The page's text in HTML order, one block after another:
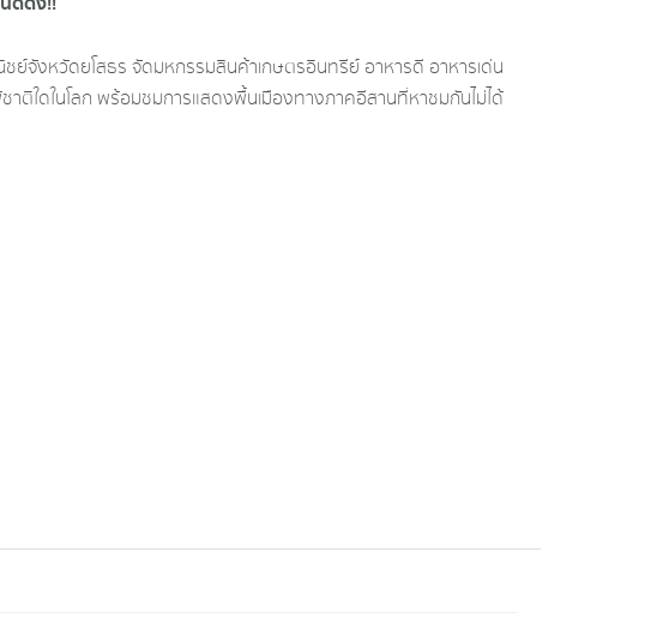
จังหวัดยโสธร จัดมหกรรมสินค้าเกษตรอินทรีย์ อาหารดี อาหารเด่น
ติใดในโลก พร้อมชมการแสดงพื้นเมืองทางภาคอีสานที่หาชมกันไม่ได้